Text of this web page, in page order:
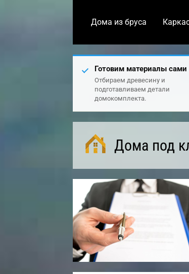
Дома из бруса
Готовим материалы сами
Отбираем древесину и
подготавливаем детали
домокомплекта.
Дома под